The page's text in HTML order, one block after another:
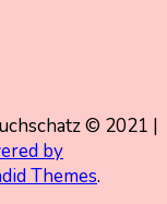
© 2021 |
by
Themes.